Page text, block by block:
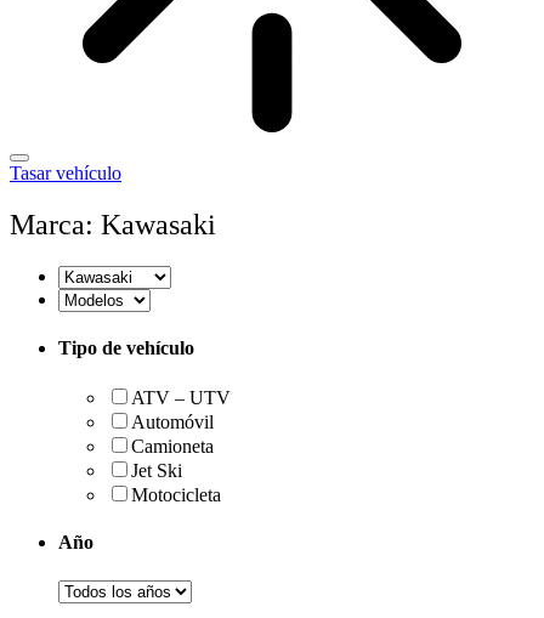
Tasar vehículo
Marca: Kawasaki
Tipo de vehículo
ATV – UTV
Automóvil
Camioneta
Jet Ski
Motocicleta
Año